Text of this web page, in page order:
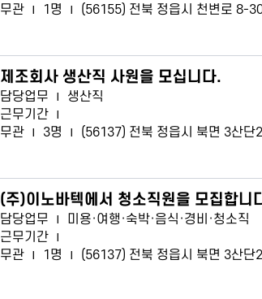
무관 | 1명 | (56155) 전북 정읍시 천변로 8-
제조회사 생산직 사원을 모십니다.
담당업무 |
생산직
근무기간 |
무관 | 3명 | (56137) 전북 정읍시 북면 3산
(주)이노바텍에서 청소직원을 모집합니
담당업무 |
미용·여행·숙박·음식·경비·청소직
근무기간 |
무관 | 1명 | (56137) 전북 정읍시 북면 3산